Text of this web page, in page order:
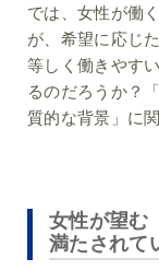
では、女性が働
が、希望に応じ
等しく働きやす
るのだろうか？
質的な背景」に
女性が望む
満たされて